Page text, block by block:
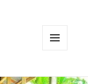
WIDGETS